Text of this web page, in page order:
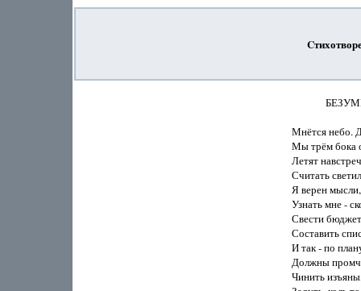
Мнётся небо.
Мы трём бока
Летят
Считать
Я верен
Узнать мне -
Свести
Составить
И так - по
Должны
Чинить